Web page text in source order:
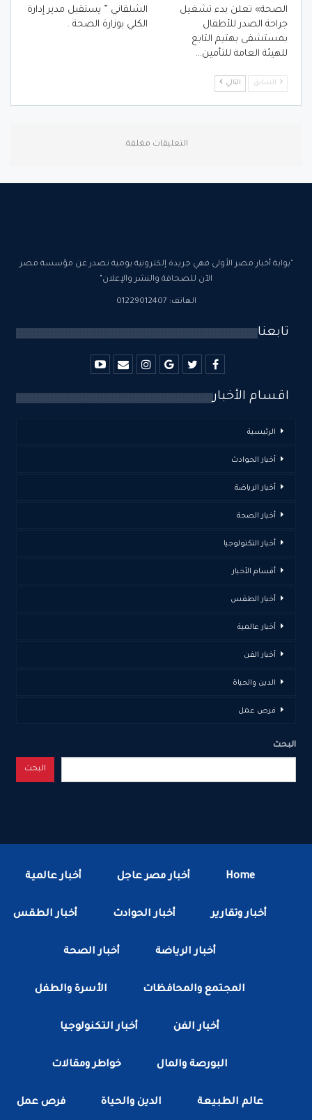
الصحة» تعلن بدء تشغيل
جراحة الصدر للأطفال
بمستشفى بهتيم التابع
للهيئة العامة للتأمين…
الشلقاني ” يستقبل مدير إدارة
الكلي بوزارة الصحة .
السابق التالي
التعليقات مغلقة.
"بوابة أخبار مصر الأولى فهي جريدة إلكترونية يومية تصدر عن مؤسسة مصر
الآن للصحافة والنشر والإعلان"
الهاتف: 01229012407
تابعنا
اقسام الأخبار
الرئيسية
أخبار الحوادث
أخبار الرياضة
أخبار الصحة
أخبار التكنولوجيا
أقسام الأخبار
أخبار الطقس
أخبار عالمية
أخبار الفن
الدين والحياة
فرص عمل
البحث
البحث
Home أخبار مصر عاجل أخبار عالمية
أخبار وتقارير أخبار الحوادث أخبار الطقس
أخبار الرياضة أخبار الصحة
المجتمع والمحافظات الأسرة والطفل
أخبار الفن أخبار التكنولوجيا
البورصة والمال خواطر ومقالات
عالم الطبيعة الدين والحياة فرص عمل